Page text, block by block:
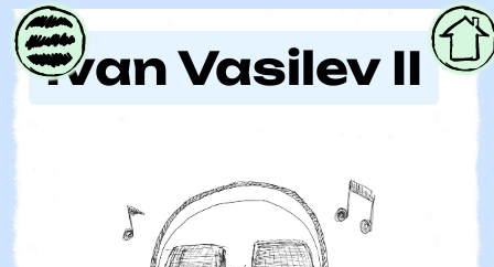
Parent
Ivan Vasilev II